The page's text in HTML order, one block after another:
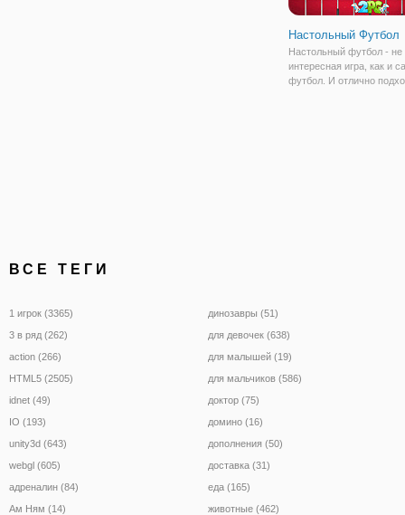
Настольный Футбол
Настольный футбол - не
интересная игра, как и
футбол. И отлично
ВСЕ ТЕГИ
1 игрок (3365)
3 в ряд (262)
action (266)
HTML5 (2505)
idnet (49)
IO (193)
unity3d (643)
webgl (605)
адреналин (84)
Ам Ням (14)
динозавры (51)
для девочек (638)
для малышей (19)
для мальчиков (586)
доктор (75)
домино (16)
дополнения (50)
доставка (31)
еда (165)
животные (462)